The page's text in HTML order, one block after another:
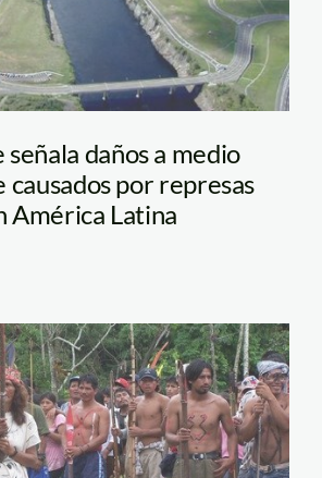
daños a medio
causados por represas
América Latina
salvacion-